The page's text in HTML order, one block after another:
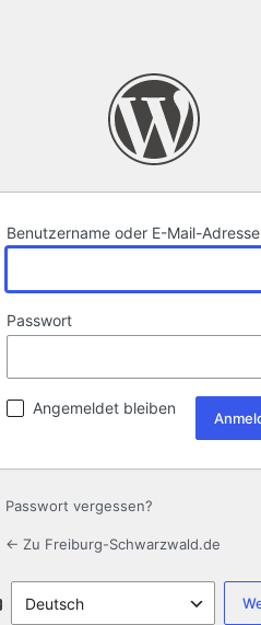
Benutzername oder E-Mail-Adresse
Passwort
Angemeldet bleiben
Passwort vergessen?
← Zu Freiburg-Schwarzwald.de
Sprache